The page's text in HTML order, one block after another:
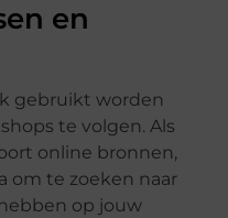
en
gebruikt worden
te volgen. Als
online bronnen,
om te zoeken naar
op jouw